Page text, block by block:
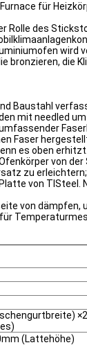
für
Rolle des
bronzieren, die
Baustahl
mit needled
Faser
es oben erhitzt.
von
zu erleichtern;
von
von
(Lattehöhe)